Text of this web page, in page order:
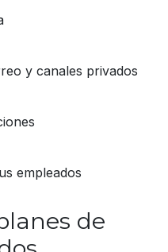
y canales privados
empleados
de